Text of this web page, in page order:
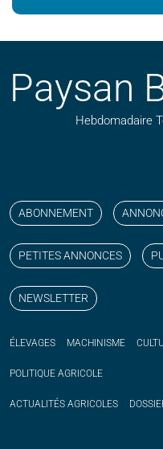
Paysan
Hebdomadaire
ABONNEMENT
PETITES ANNONCES
NEWSLETTER
ÉLEVAGES MACHINISME
POLITIQUE AGRICOLE
ACTUALITÉS AGRICOLES